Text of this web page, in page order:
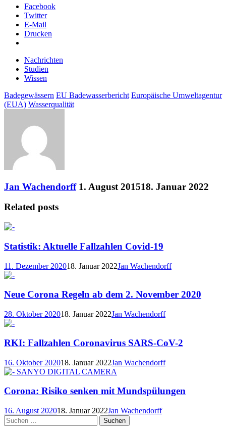
Facebook
Twitter
E-Mail
Drucken
Nachrichten
Studien
Wissen
Badegewässern EU Badewasserbericht Europäische Umweltagentur
(EUA) Wasserqualität
Jan Wachendorff 1. August 201518. Januar 2022
Related posts
Statistik: Aktuelle Fallzahlen Covid-19
11. Dezember 202018. Januar 2022Jan Wachendorff
Neue Corona Regeln ab dem 2. November 2020
28. Oktober 202018. Januar 2022Jan Wachendorff
RKI: Fallzahlen Coronavirus SARS-CoV-2
16. Oktober 202018. Januar 2022Jan Wachendorff
Corona: Risiko senken mit Mundspülungen
16. August 202018. Januar 2022Jan Wachendorff
Suchen
nach: